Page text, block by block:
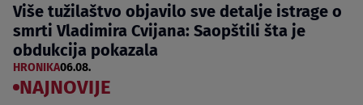
Više tužilaštvo objavilo sve detalje istrage o
smrti Vladimira Cvijana: Saopštili šta je
obdukcija pokazala
HRONIKA06.08.
NAJNOVIJE